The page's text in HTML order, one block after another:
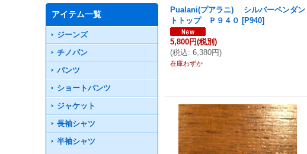
アイテム一覧
ジーンズ
チノパン
パンツ
ショートパンツ
ジャケット
長袖シャツ
半袖シャツ
Pualani(プアラニ) シルバーペンダン
トトップ Ｐ９４０ [P940]
5,800円(税別)
(税込: 6,380円)
在庫わずか